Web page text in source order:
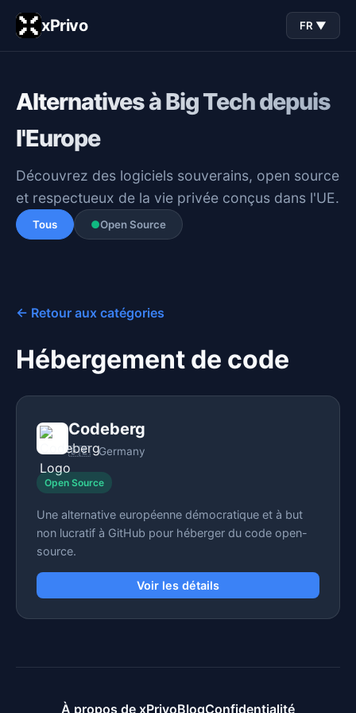
xPrivo FR ▼
Alternatives à Big Tech depuis
l'Europe
Découvrez des logiciels souverains, open source
et respectueux de la vie privée conçus dans l'UE.
Tous ●Open Source
← Retour aux catégories
Hébergement de code
Codeberg
🇩🇪 Germany
Open Source
Une alternative européenne démocratique et à but
non lucratif à GitHub pour héberger du code open-
source.
Voir les détails
À propos de xPrivoBlogConfidentialité